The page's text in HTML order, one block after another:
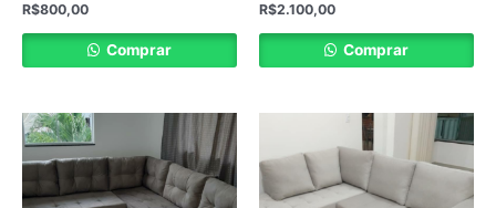
R$800,00
Comprar
R$2.100,00
Comprar